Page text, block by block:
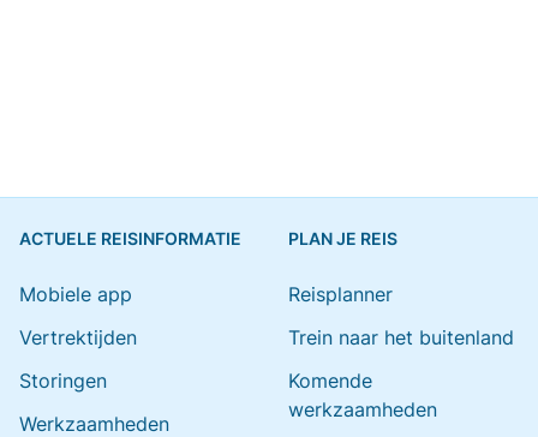
ACTUELE REISINFORMATIE
Mobiele app
Vertrektijden
Storingen
Werkzaamheden
PLAN JE REIS
Reisplanner
Trein naar het buitenland
Komende
werkzaamheden